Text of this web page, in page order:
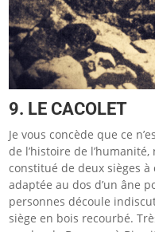
9. LE CACOLET
Je vous concède que ce
de l’histoire de
constitué de deux sièges
adaptée au dos d’un âne
personnes découle
siège en bois recourbé.